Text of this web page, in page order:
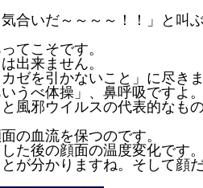
気合いだ～～～～！！」と
てこそです。
出来ません。
ゼを引かないこと」に尽き
うべ体操」、鼻呼吸ですよ
風邪ウイルスの代表的なも
の血流を保つのです。
た後の顔面の温度変化です
が分かりますね。そして顔